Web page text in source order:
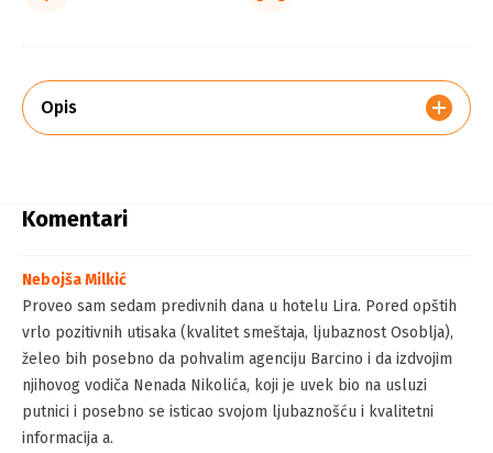
Opis
Komentari
Nebojša Milkić
Proveo sam sedam predivnih dana u hotelu Lira. Pored opštih
vrlo pozitivnih utisaka (kvalitet smeštaja, ljubaznost Osoblja),
želeo bih posebno da pohvalim agenciju Barcino i da izdvojim
njihovog vodiča Nenada Nikolića, koji je uvek bio na usluzi
putnici i posebno se isticao svojom ljubaznošću i kvalitetni
informacija a.